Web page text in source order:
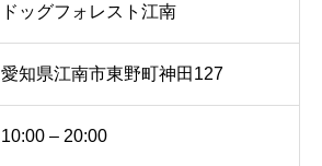
ドッグフォレスト江南
愛知県江南市東野町神田127
10:00 – 20:00